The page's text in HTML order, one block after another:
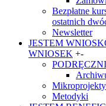
Bezpłatne
ostatnich
Newsletter
JESTEM
WNIOSEK +-
Mikroprojekty
Metodyki